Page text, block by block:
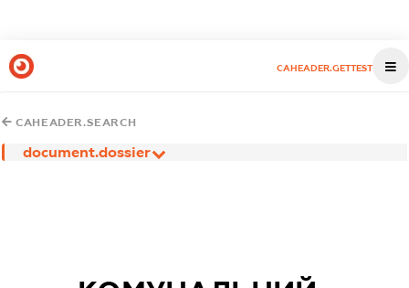
CAHEADER.GETTEST
CAHEADER.SEARCH
document.dossier